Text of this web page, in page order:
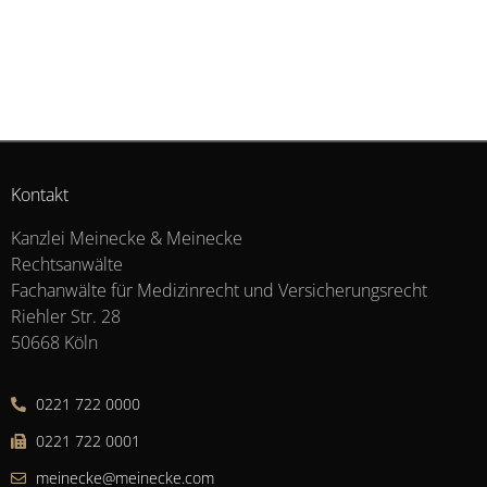
Kontakt
Kanzlei Meinecke & Meinecke
Rechtsanwälte
Fachanwälte für Medizinrecht und Versicherungsrecht
Riehler Str. 28
50668 Köln
0221 722 0000
0221 722 0001
meinecke@meinecke.com